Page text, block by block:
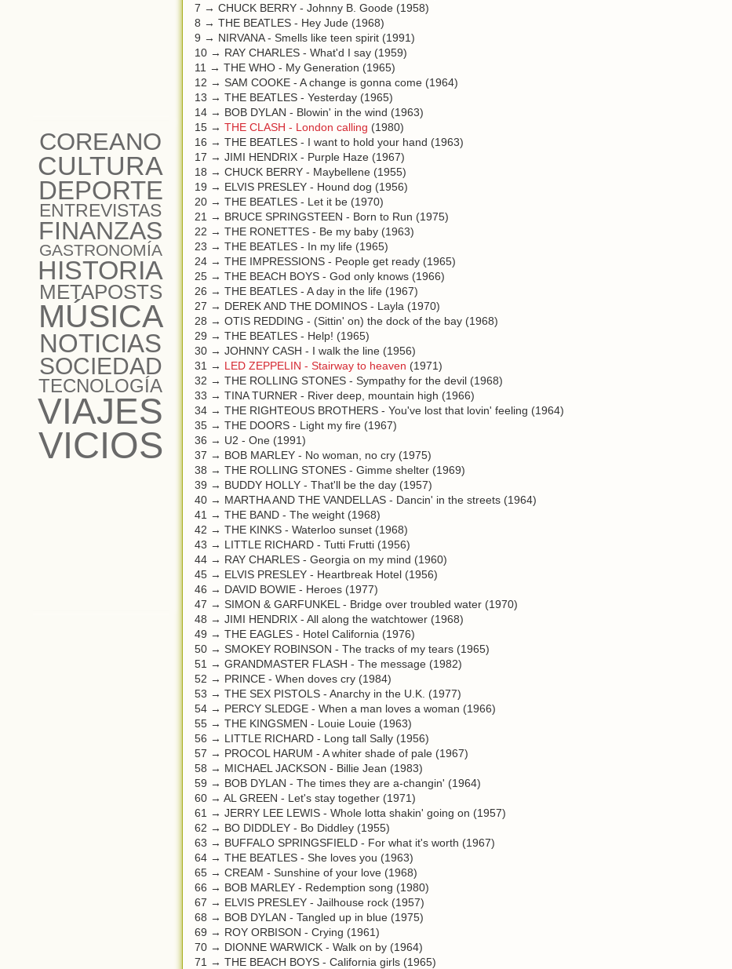
7 → CHUCK BERRY - Johnny B. Goode (1958)
8 → THE BEATLES - Hey Jude (1968)
9 → NIRVANA - Smells like teen spirit (1991)
10 → RAY CHARLES - What'd I say (1959)
11 → THE WHO - My Generation (1965)
12 → SAM COOKE - A change is gonna come (1964)
13 → THE BEATLES - Yesterday (1965)
14 → BOB DYLAN - Blowin' in the wind (1963)
15 → THE CLASH - London calling (1980)
16 → THE BEATLES - I want to hold your hand (1963)
17 → JIMI HENDRIX - Purple Haze (1967)
18 → CHUCK BERRY - Maybellene (1955)
19 → ELVIS PRESLEY - Hound dog (1956)
20 → THE BEATLES - Let it be (1970)
21 → BRUCE SPRINGSTEEN - Born to Run (1975)
22 → THE RONETTES - Be my baby (1963)
23 → THE BEATLES - In my life (1965)
24 → THE IMPRESSIONS - People get ready (1965)
25 → THE BEACH BOYS - God only knows (1966)
26 → THE BEATLES - A day in the life (1967)
27 → DEREK AND THE DOMINOS - Layla (1970)
28 → OTIS REDDING - (Sittin' on) the dock of the bay (1968)
29 → THE BEATLES - Help! (1965)
30 → JOHNNY CASH - I walk the line (1956)
31 → LED ZEPPELIN - Stairway to heaven (1971)
32 → THE ROLLING STONES - Sympathy for the devil (1968)
33 → TINA TURNER - River deep, mountain high (1966)
34 → THE RIGHTEOUS BROTHERS - You've lost that lovin' feeling (1964)
35 → THE DOORS - Light my fire (1967)
36 → U2 - One (1991)
37 → BOB MARLEY - No woman, no cry (1975)
38 → THE ROLLING STONES - Gimme shelter (1969)
39 → BUDDY HOLLY - That'll be the day (1957)
40 → MARTHA AND THE VANDELLAS - Dancin' in the streets (1964)
41 → THE BAND - The weight (1968)
42 → THE KINKS - Waterloo sunset (1968)
43 → LITTLE RICHARD - Tutti Frutti (1956)
44 → RAY CHARLES - Georgia on my mind (1960)
45 → ELVIS PRESLEY - Heartbreak Hotel (1956)
46 → DAVID BOWIE - Heroes (1977)
47 → SIMON & GARFUNKEL - Bridge over troubled water (1970)
48 → JIMI HENDRIX - All along the watchtower (1968)
49 → THE EAGLES - Hotel California (1976)
50 → SMOKEY ROBINSON - The tracks of my tears (1965)
51 → GRANDMASTER FLASH - The message (1982)
52 → PRINCE - When doves cry (1984)
53 → THE SEX PISTOLS - Anarchy in the U.K. (1977)
54 → PERCY SLEDGE - When a man loves a woman (1966)
55 → THE KINGSMEN - Louie Louie (1963)
56 → LITTLE RICHARD - Long tall Sally (1956)
57 → PROCOL HARUM - A whiter shade of pale (1967)
58 → MICHAEL JACKSON - Billie Jean (1983)
59 → BOB DYLAN - The times they are a-changin' (1964)
60 → AL GREEN - Let's stay together (1971)
61 → JERRY LEE LEWIS - Whole lotta shakin' going on (1957)
62 → BO DIDDLEY - Bo Diddley (1955)
63 → BUFFALO SPRINGSFIELD - For what it's worth (1967)
64 → THE BEATLES - She loves you (1963)
65 → CREAM - Sunshine of your love (1968)
66 → BOB MARLEY - Redemption song (1980)
67 → ELVIS PRESLEY - Jailhouse rock (1957)
68 → BOB DYLAN - Tangled up in blue (1975)
69 → ROY ORBISON - Crying (1961)
70 → DIONNE WARWICK - Walk on by (1964)
71 → THE BEACH BOYS - California girls (1965)
COREANO
CULTURA
DEPORTE
ENTREVISTAS
FINANZAS
GASTRONOMÍA
HISTORIA
METAPOSTS
MÚSICA
NOTICIAS
SOCIEDAD
TECNOLOGÍA
VIAJES
VICIOS